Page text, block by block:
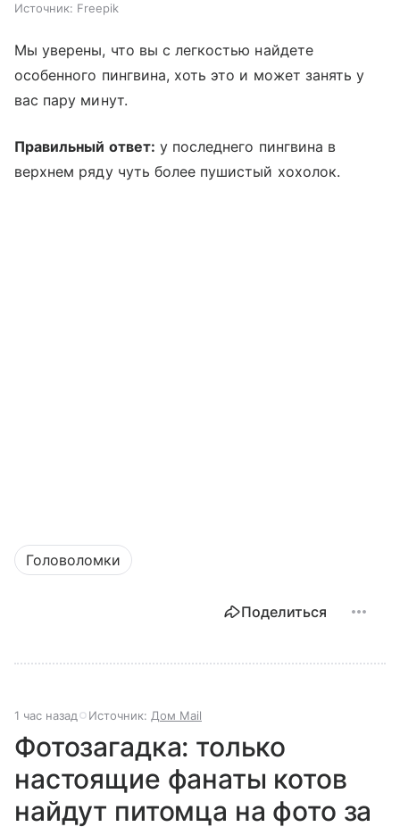
Источник: Freepik
Мы уверены, что вы с легкостью найдете
особенного пингвина, хоть это и может занять у
вас пару минут.
Правильный ответ: у последнего пингвина в
верхнем ряду чуть более пушистый хохолок.
Головоломки
Поделиться
1 час назад Источник: Дом Mail
Фотозагадка: только
настоящие фанаты котов
найдут питомца на фото за